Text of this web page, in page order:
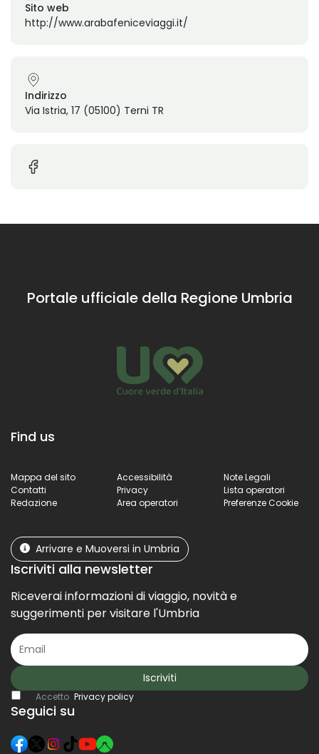
Sito web
http://www.arabafeniceviaggi.it/
Indirizzo
Via Istria, 17 (05100) Terni TR
Portale ufficiale della Regione Umbria
Find us
Mappa del sito Accessibilità
Note Legali
Contatti
Privacy
Lista operatori
Redazione
Area operatori Preferenze Cookie
Arrivare e Muoversi in Umbria
Iscriviti alla newsletter
Riceverai informazioni di viaggio, novità e
suggerimenti per visitare l'Umbria
Iscriviti
Accetto Privacy policy
Seguici su